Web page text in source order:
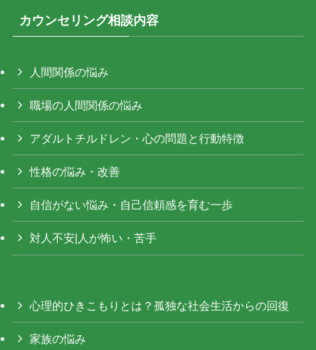
カウンセリング相談内容
人間関係の悩み
職場の人間関係の悩み
アダルトチルドレン・心の問題と行動特徴
性格の悩み・改善
自信がない悩み・自己信頼感を育む一歩
対人不安|人が怖い・苦手
心理的ひきこもりとは？孤独な社会生活からの回復
家族の悩み